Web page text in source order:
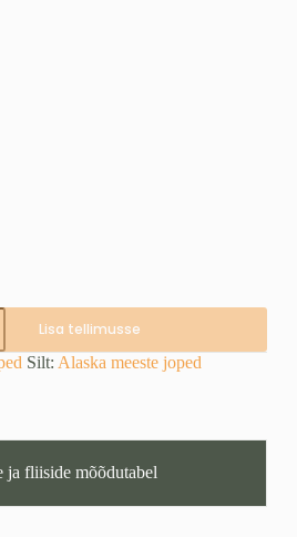
Lisa tellimusse
Silt: Alaska meeste joped
ja fliiside mõõdutabel